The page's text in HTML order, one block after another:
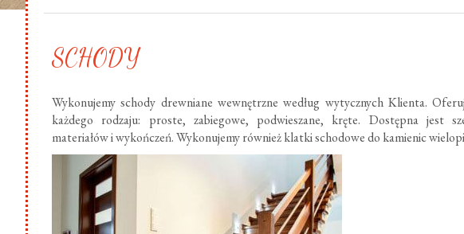
SCHODY
Wykonujemy schody drewniane wewnętrzne według wytycznych Klienta.
każdego rodzaju: proste, zabiegowe, podwieszane, kręte. Dostępna jest
materiałów i wykończeń. Wykonujemy również klatki schodowe do kamienic